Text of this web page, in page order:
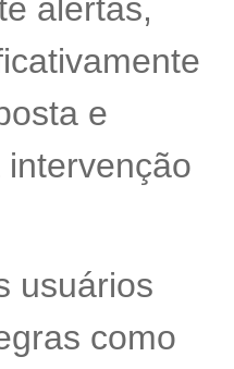
alertas,
e
usuários
como